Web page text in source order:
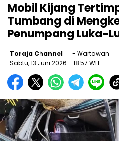
Mobil Kijang
Tumbang di
Penumpang Luka-
Toraja Channel
- Wartawan
Sabtu, 13 Juni 2026 - 18:57 WIT